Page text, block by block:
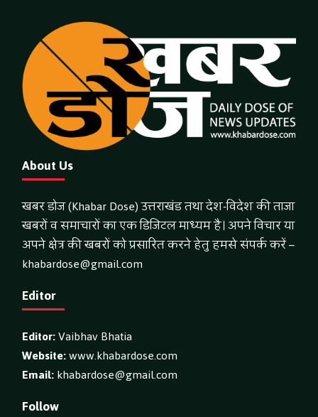
About Us
खबर डोज (Khabar Dose) उत्तराखंड तथा देश-विदेश की ताजा
खबरों व समाचारों का एक डिजिटल माध्यम है। अपने विचार या
अपने क्षेत्र की खबरों को प्रसारित करने हेतु हमसे संपर्क करें –
khabardose@gmail.com
Editor
Editor:Vaibhav Bhatia
Website:www.khabardose.com
Email:khabardose@gmail.com
Follow